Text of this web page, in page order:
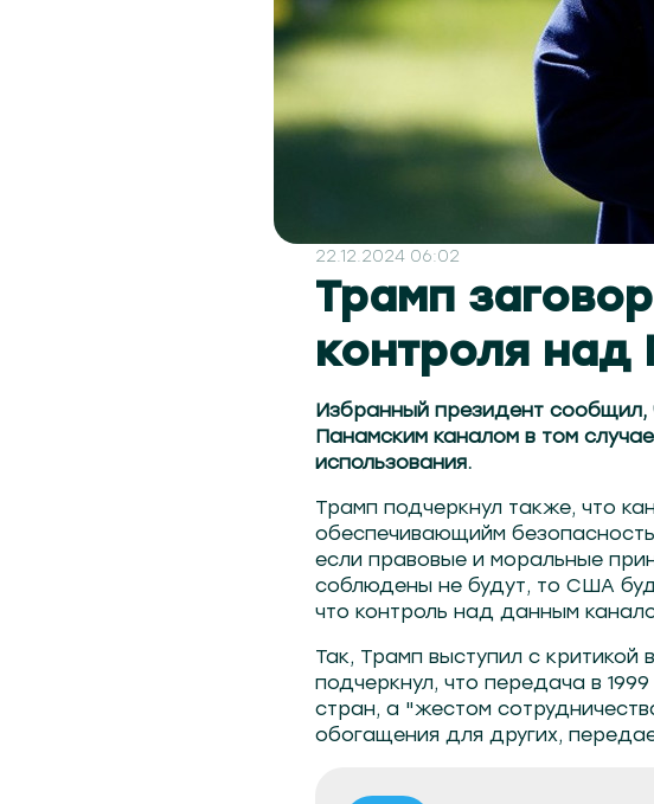
22.12.2024 06:02
Трамп
контроля
Избранный президент сообщил,
Панамским каналом в том
использования.
Трамп подчеркнул также, что
обеспечивающийм
если правовые и моральные
соблюдены не будут, то США
что контроль над данным
Так, Трамп выступил с
подчеркнул, что передача в
стран, а "жестом
обогащения для других,